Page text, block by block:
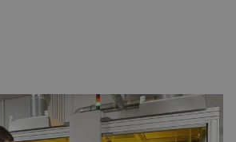
ELECTRONICA PRODUCTIE MET HIGH-
MOTION CONTROL